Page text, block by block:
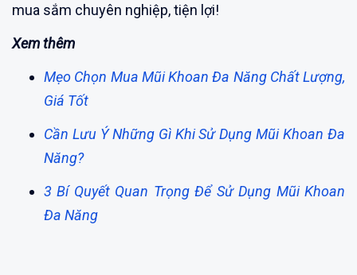
mua sắm chuyên nghiệp, tiện lợi!
Xem thêm
Mẹo Chọn Mua Mũi Khoan Đa Năng Chất Lượng,
Giá Tốt
Cần Lưu Ý Những Gì Khi Sử Dụng Mũi Khoan Đa
Năng?
3 Bí Quyết Quan Trọng Để Sử Dụng Mũi Khoan
Đa Năng